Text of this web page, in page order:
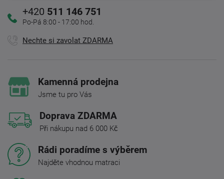
+420 511 146 751
Po-Pá 8:00 - 17:00 hod.
Nechte si zavolat ZDARMA
Kamenná prodejna
Jsme tu pro Vás
Doprava ZDARMA
Při nákupu nad 6 000 Kč
Rádi poradíme s výběrem
Najděte vhodnou matraci